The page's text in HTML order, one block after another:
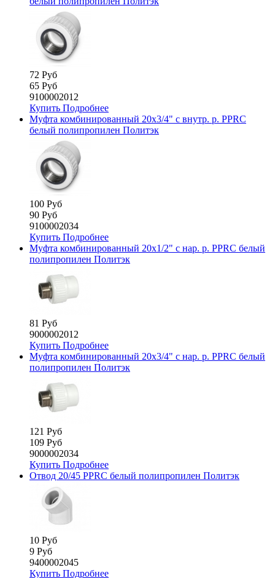
72 Руб
65 Руб
9100002012
Купить Подробнее
Муфта комбинированный 20х3/4" с внутр. р. PPRC
белый полипропилен Политэк
100 Руб
90 Руб
9100002034
Купить Подробнее
Муфта комбинированный 20х1/2" с нар. р. PPRC белый
полипропилен Политэк
81 Руб
9000002012
Купить Подробнее
Муфта комбинированный 20х3/4" с нар. р. PPRC белый
полипропилен Политэк
121 Руб
109 Руб
9000002034
Купить Подробнее
Отвод 20/45 PPRC белый полипропилен Политэк
10 Руб
9 Руб
9400002045
Купить Подробнее